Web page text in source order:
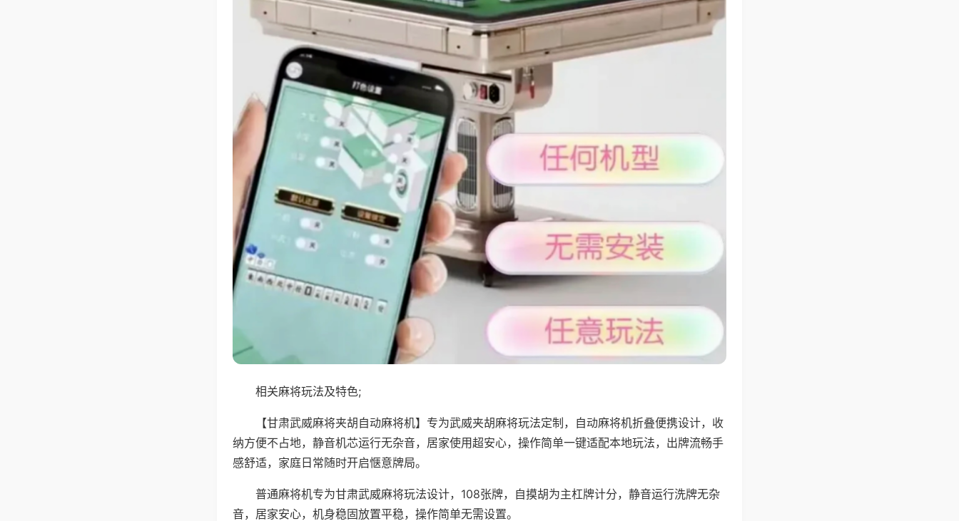
相关麻将玩法及特色;
【甘肃武威麻将夹胡自动麻将机】专为武威夹胡麻将玩法定制，自动麻将机折叠便携设计，收
纳方便不占地，静音机芯运行无杂音，居家使用超安心，操作简单一键适配本地玩法，出牌流畅手
感舒适，家庭日常随时开启惬意牌局。
普通麻将机专为甘肃武威麻将玩法设计，108张牌，自摸胡为主杠牌计分，静音运行洗牌无杂
音，居家安心，机身稳固放置平稳，操作简单无需设置。